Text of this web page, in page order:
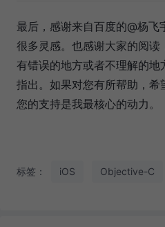
最后，感谢来自百度的@杨飞
很多灵感。也感谢大家的阅
有错误的地方或者不理解的
指出。如果对您有所帮助，希
您的支持是我最核心的动力。
标签： iOS Objective-C